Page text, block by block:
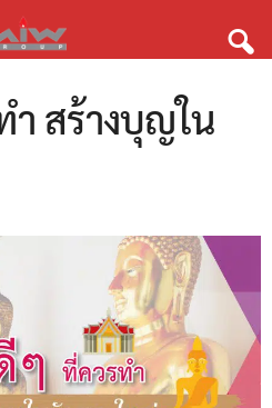
ำ สร้างบุญใน